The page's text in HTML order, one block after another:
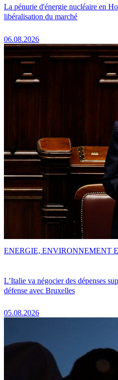
La pénurie d'énergie nucléaire en
libéralisation du marché
06.08.2026
L’Italie va négocier des dépenses
défense avec Bruxelles
05.08.2026
ENERGIE, ENVIRONNEMENT